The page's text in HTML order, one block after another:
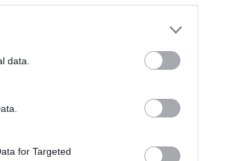
data.
for Targeted
τις πρώτες
Αστυνομική
από αστυνομικούς του
την οποία